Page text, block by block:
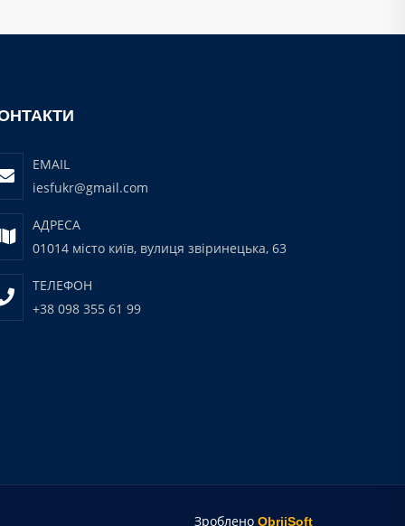
EMAIL
iesfukr@gmail.com
АДРЕСА
01014 місто київ, вулиця звіринецька, 63
ТЕЛЕФОН
+38 098 355 61 99
Зроблено ObrijSoft